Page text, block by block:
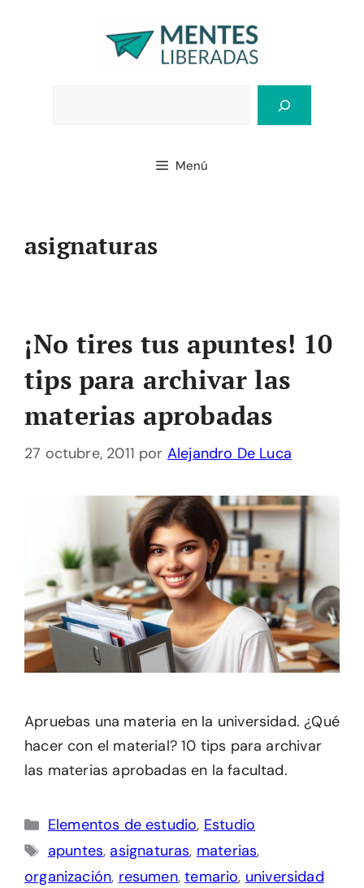
Menú
asignaturas
¡No tires tus apuntes! 10
tips para archivar las
materias aprobadas
27 octubre, 2011 por Alejandro De Luca
Apruebas una materia en la universidad. ¿Qué
hacer con el material? 10 tips para archivar
las materias aprobadas en la facultad.
Categorías
Elementos de estudio, Estudio
Etiquetas
apuntes, asignaturas, materias,
organización, resumen,temario, universidad